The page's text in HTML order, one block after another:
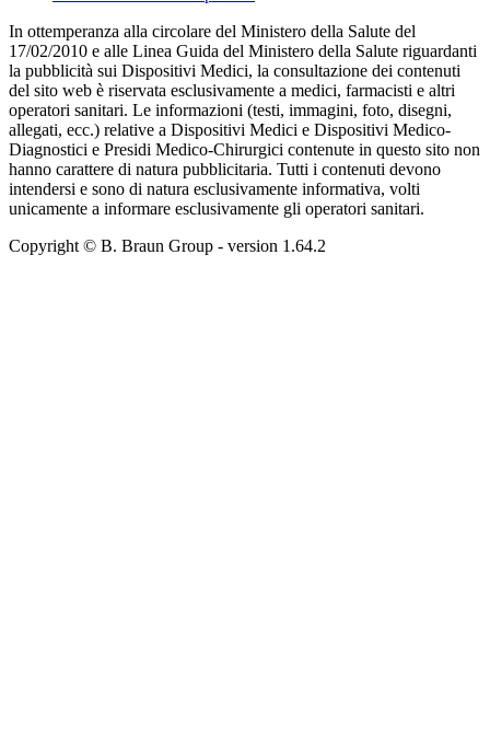
In ottemperanza alla circolare del Ministero della Salute del
17/02/2010 e alle Linea Guida del Ministero della Salute riguardanti
la pubblicità sui Dispositivi Medici, la consultazione dei contenuti
del sito web è riservata esclusivamente a medici, farmacisti e altri
operatori sanitari. Le informazioni (testi, immagini, foto, disegni,
allegati, ecc.) relative a Dispositivi Medici e Dispositivi Medico-
Diagnostici e Presidi Medico-Chirurgici contenute in questo sito non
hanno carattere di natura pubblicitaria. Tutti i contenuti devono
intendersi e sono di natura esclusivamente informativa, volti
unicamente a informare esclusivamente gli operatori sanitari.
Copyright © B. Braun Group - version 1.64.2